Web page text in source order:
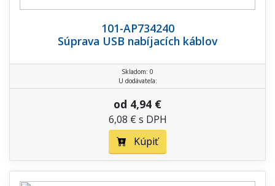
101-AP734240
Súprava USB nabíjacích káblov
Skladom: 0
U dodávateľa:
od 4,94 €
6,08 € s DPH
Kúpiť